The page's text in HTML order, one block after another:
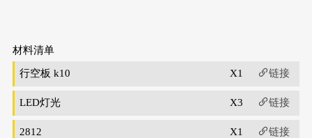
材料清单
行空板 k10 X1 链接
LED灯光 X3 链接
2812 X1 链接